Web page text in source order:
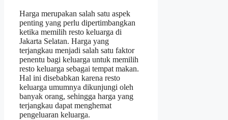
Harga merupakan salah satu aspek
penting yang perlu dipertimbangkan
ketika memilih resto keluarga di
Jakarta Selatan. Harga yang
terjangkau menjadi salah satu faktor
penentu bagi keluarga untuk memilih
resto keluarga sebagai tempat makan.
Hal ini disebabkan karena resto
keluarga umumnya dikunjungi oleh
banyak orang, sehingga harga yang
terjangkau dapat menghemat
pengeluaran keluarga.